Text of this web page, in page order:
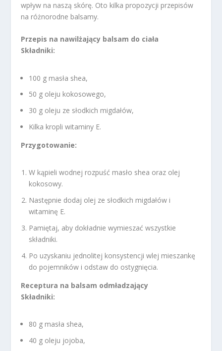
wpływ na naszą skórę. Oto kilka propozycji przepisów
na różnorodne balsamy.
Przepis na nawilżający balsam do ciała
Składniki:
100 g masła shea,
50 g oleju kokosowego,
30 g oleju ze słodkich migdałów,
Kilka kropli witaminy E.
Przygotowanie:
W kąpieli wodnej rozpuść masło shea oraz olej
kokosowy.
Następnie dodaj olej ze słodkich migdałów i
witaminę E.
Pamiętaj, aby dokładnie wymieszać wszystkie
składniki.
Po uzyskaniu jednolitej konsystencji wlej mieszankę
do pojemników i odstaw do ostygnięcia.
Receptura na balsam odmładzający
Składniki:
80 g masła shea,
40 g oleju jojoba,